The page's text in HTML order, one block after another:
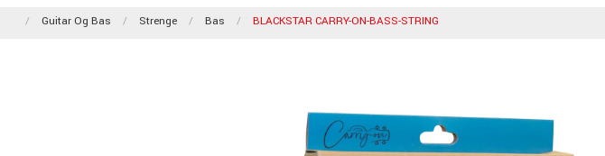
Guitar Og Bas Strenge Bas BLACKSTAR CARRY-ON-BASS-STRING